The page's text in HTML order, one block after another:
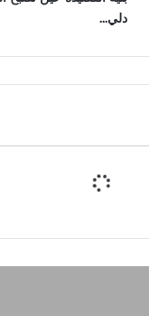
دلي...